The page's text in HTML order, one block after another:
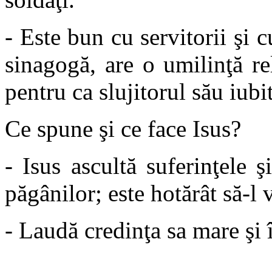
- Este bun cu servitorii şi
sinagogă, are o umilinţă
pentru ca slujitorul său
Ce spune şi ce face Isus?
- Isus ascultă suferinţele
păgânilor; este hotărât să-
- Laudă credinţa sa mare